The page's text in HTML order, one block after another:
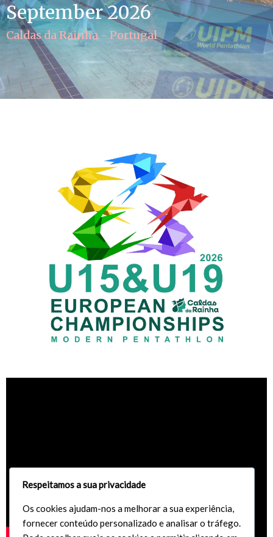
September 2026
Caldas da Rainha - Portugal
Respeitamos a sua privacidade
Os cookies ajudam-nos a melhorar a sua experiência,
fornecer conteúdo personalizado e analisar o tráfego.